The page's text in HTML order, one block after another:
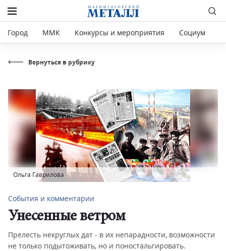
Город ММК Конкурсы и мероприятия Социум
Вернуться в рубрику
События и комментарии
Унесенные ветром
Прелесть некруглых дат - в их непарадности, возможности
не только подытоживать, но и поностальгировать.
Ольга Гаврилова